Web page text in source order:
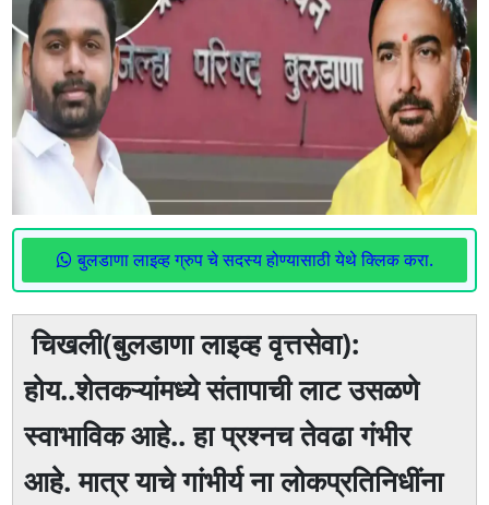
बुलडाणा लाइव्ह ग्रुप चे सदस्य होण्यासाठी येथे क्लिक करा.
चिखली(बुलडाणा लाइव्ह वृत्तसेवा):
होय..शेतकऱ्यांमध्ये संतापाची लाट उसळणे
स्वाभाविक आहे.. हा प्रश्नच तेवढा गंभीर
आहे. मात्र याचे गांभीर्य ना लोकप्रतिनिधींना